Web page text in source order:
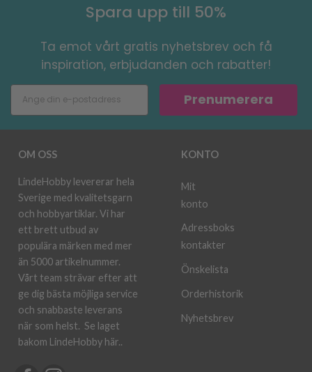
Spara upp till 50%
Ta emot vårt gratis nyhetsbrev och få
inspiration, erbjudanden och rabatter!
Prenumerera
OM OSS
LindeHobby levererar hela
Sverige med kvalitetsgarn
och hobbyartiklar. Vi har
ett brett utbud av
populära märken med mer
än 5000 artikelnummer.
Vårt team strävar efter att
ge dig bästa möjliga service
och snabbaste leverans
när som helst. Se laget
bakom LindeHobby här..
KONTO
Mit
konto
Adressboks
kontakter
Önskelista
Orderhistorik
Nyhetsbrev